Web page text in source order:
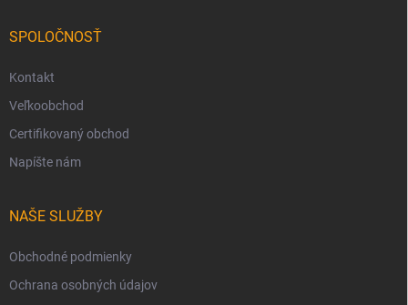
SPOLOČNOSŤ
Kontakt
Veľkoobchod
Certifikovaný obchod
Napíšte nám
NAŠE SLUŽBY
Obchodné podmienky
Ochrana osobných údajov